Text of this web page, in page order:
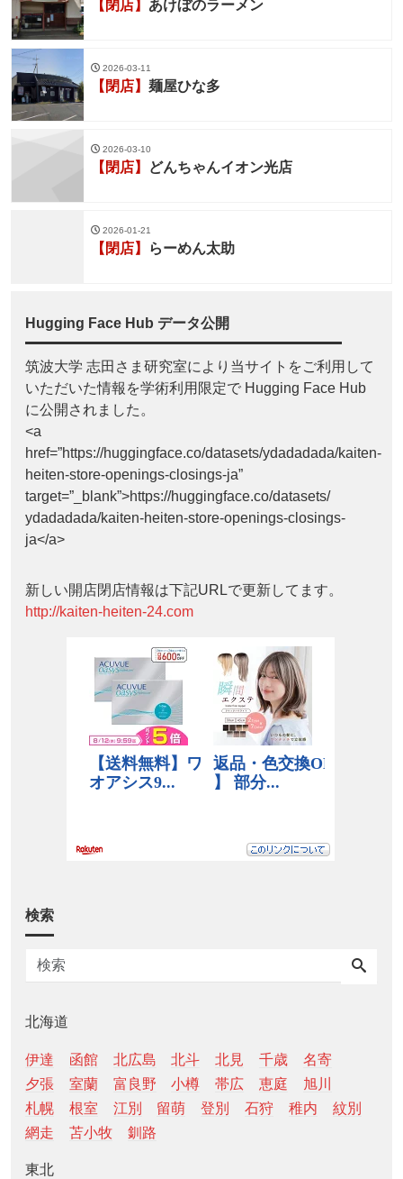
【閉店】 あけぼのラーメン
2026-03-11
【閉店】 麺屋ひな多
2026-03-10
【閉店】 どんちゃんイオン光店
2026-01-21
【閉店】 らーめん太助
Hugging Face Hub データ公開
筑波大学 志田さま研究室により当サイトをご利用して
いただいた情報を学術利用限定で Hugging Face Hub
に公開されました。
<a
href=”https://huggingface.co/datasets/ydadadada/kaiten-
heiten-store-openings-closings-ja”
target=”_blank”>https://huggingface.co/datasets/
ydadadada/kaiten-heiten-store-openings-closings-
ja</a>
新しい開店閉店情報は下記URLで更新してます。
http://kaiten-heiten-24.com
検索
北海道
伊達 函館 北広島 北斗 北見 千歳
名寄
夕張
室蘭 富良野 小樽 帯広 恵庭
旭川
札幌
根室 江別 留萌 登別 石狩 稚内
紋別
網走
苫小牧 釧路
東北